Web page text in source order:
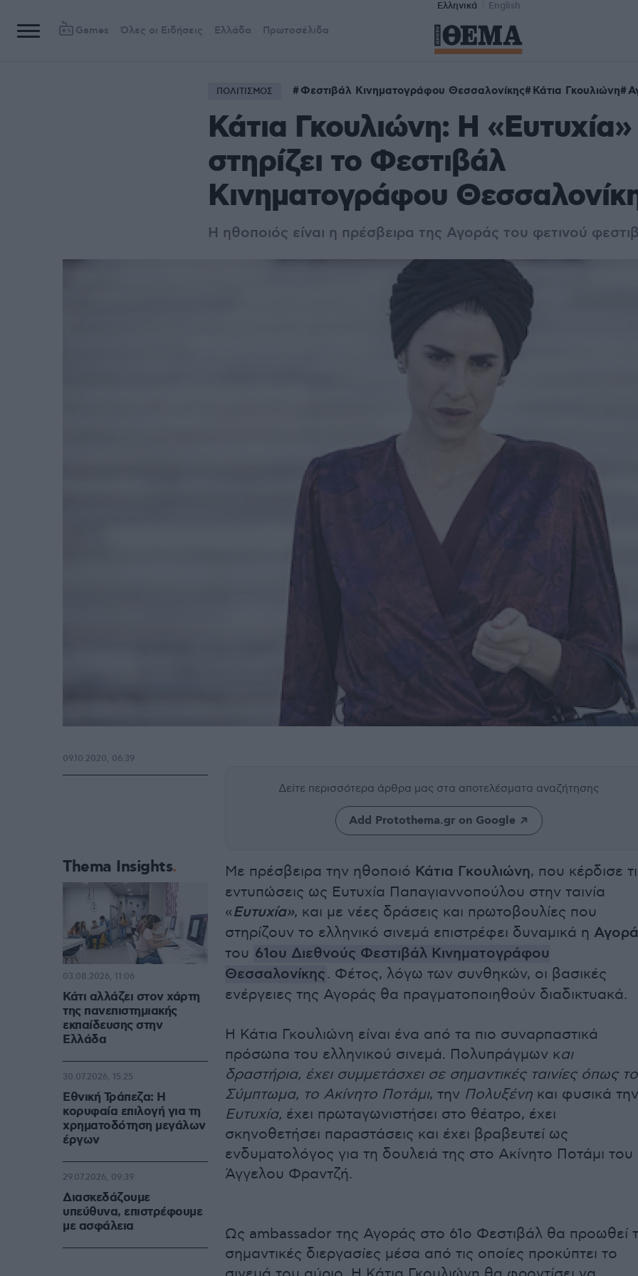
Ελληνικά English
Games Όλες οι Ειδήσεις Ελλάδα Πρωτοσέλιδα
ΠΟΛΙΤΙΣΜΟΣ Φεστιβάλ Κινηματογράφου Θεσσαλονίκης Κάτια Γκουλιώνη
Κάτια Γκουλιώνη: Η «Ευτυχία»
στηρίζει το Φεστιβάλ
Κινηματογράφου
Η ηθοποιός είναι η πρέσβειρα της Αγοράς του φετινού
Δείτε περισσότερα άρθρα μας στα αποτελέσματα αναζήτησης
Add Protothema.gr on Google
Με πρέσβειρα την ηθοποιό Κάτια Γκουλιώνη, που κέρδισε
εντυπώσεις ως Ευτυχία Παπαγιαννοπούλου στην ταινία
«Ευτυχία», και με νέες δράσεις και πρωτοβουλίες που
στηρίζουν το ελληνικό σινεμά επιστρέφει δυναμικά η Αγορά
του 61ου Διεθνούς Φεστιβάλ Κινηματογράφου
Θεσσαλονίκης. Φέτος, λόγω των συνθηκών, οι βασικές
ενέργειες της Αγοράς θα πραγματοποιηθούν διαδικτυακά.
Η Κάτια Γκουλιώνη είναι ένα από τα πιο συναρπαστικά
πρόσωπα του ελληνικού σινεμά. Πολυπράγμων και
δραστήρια, έχει συμμετάσχει σε σημαντικές ταινίες όπως το
Σύμπτωμα, το Ακίνητο Ποτάμι, την Πολυξένη και φυσικά την
Ευτυχία, έχει πρωταγωνιστήσει στο θέατρο, έχει
σκηνοθετήσει παραστάσεις και έχει βραβευτεί ως
ενδυματολόγος για τη δουλειά της στο Ακίνητο Ποτάμι του
Άγγελου Φραντζή.
Ως ambassador της Αγοράς στο 61ο Φεστιβάλ θα προωθεί
σημαντικές διεργασίες μέσα από τις οποίες προκύπτει το
09.10.2020, 06:39
Thema Insights
Κάτι αλλάζει στον χάρτη
της πανεπιστημιακής
εκπαίδευσης στην
Ελλάδα
03.08.2026, 11:06
Εθνική Τράπεζα: Η
κορυφαία επιλογή για τη
χρηματοδότηση μεγάλων
έργων
30.07.2026, 15:25
Διασκεδάζουμε
υπεύθυνα, επιστρέφουμε
με ασφάλεια
29.07.2026, 09:39